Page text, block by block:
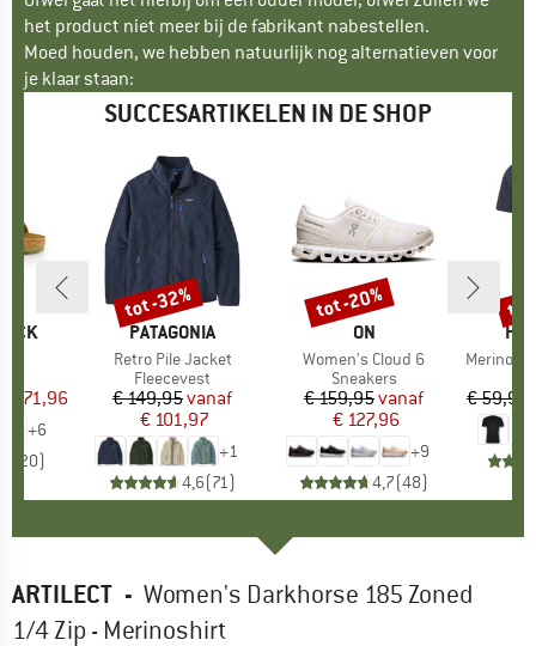
het product niet meer bij de fabrikant nabestellen.
Moed houden, we hebben natuurlijk nog alternatieven voor
je klaar staan:
SUCCESARTIKELEN IN DE SHOP
prijs
€ 71,96
+6
20)
MERK
PATAGONIA
Artikel
Retro Pile Jacket
Productgroep
Fleecevest
Prijs
€ 149,95Verlaagde prijs
vanaf
€ 101,97
+1
4,6(71)
Korting
tot -32%
MERK
ON
Artikel
Women's Cloud 6
Productgroep
Sneakers
Prijs
€ 159,95Verlaagde prijs
vanaf
€ 127,96
+9
4,7(48)
Korting
tot -20%
Artikel
MerinoMix150
€ 59,95
tot
ARTILECT - Women's Darkhorse 185 Zoned
1/4 Zip - Merinoshirt